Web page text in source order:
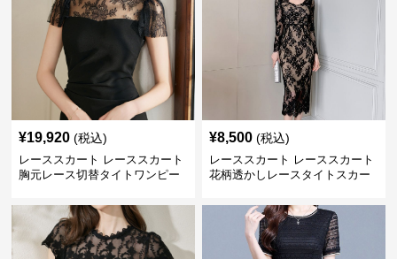
¥19,920 (税込)
レーススカート レーススカート
胸元レース切替タイトワンピー
¥8,500 (税込)
レーススカート レーススカート
花柄透かしレースタイトスカー